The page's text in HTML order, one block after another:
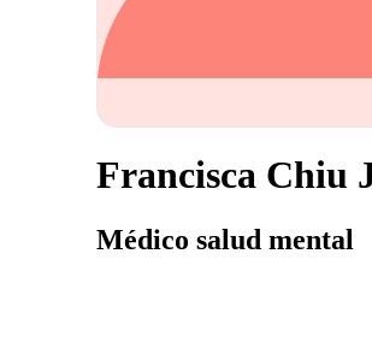
Francisca Chiu
Médico salud mental